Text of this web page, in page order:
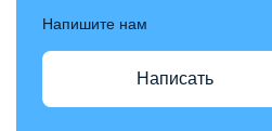
Напишите нам
Написать